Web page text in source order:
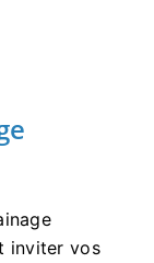
inviter vos